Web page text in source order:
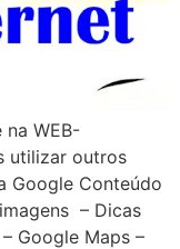
WEB-
utilizar outros
Google Conteúdo
– Dicas
Google Maps –